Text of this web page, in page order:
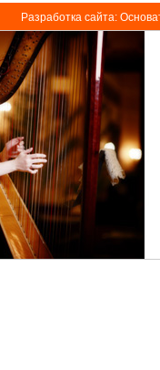
Разработка сайта: